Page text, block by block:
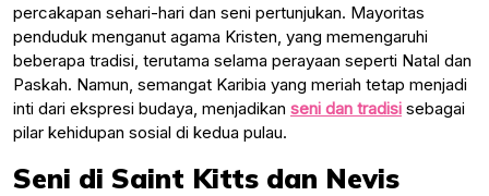
percakapan sehari-hari dan seni pertunjukan. Mayoritas
penduduk menganut agama Kristen, yang memengaruhi
beberapa tradisi, terutama selama perayaan seperti Natal dan
Paskah. Namun, semangat Karibia yang meriah tetap menjadi
inti dari ekspresi budaya, menjadikan seni dan tradisi sebagai
pilar kehidupan sosial di kedua pulau.
Seni di Saint Kitts dan Nevis